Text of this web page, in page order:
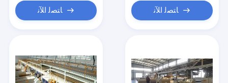
ﺎﺘﺼﻟ ﺍﻶﻧ ﺎﺘﺼﻟ ﺍﻶﻧ